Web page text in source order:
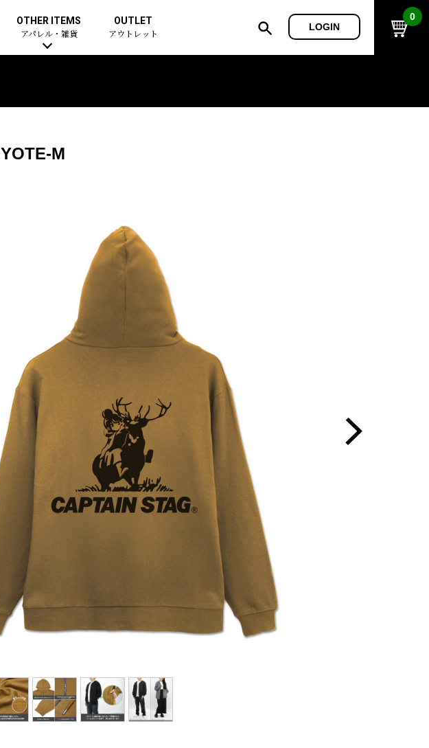
OTHER ITEMS
アパレル・雑貨
OUTLET
アウトレット
LOGIN
0
M